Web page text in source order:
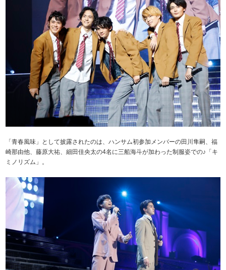
「青春風味」として披露されたのは、ハンサム初参加メンバーの田川隼嗣、福
崎那由他、藤原大祐、細田佳央太の4名に三船海斗が加わった制服姿での♪「キ
ミノリズム」。